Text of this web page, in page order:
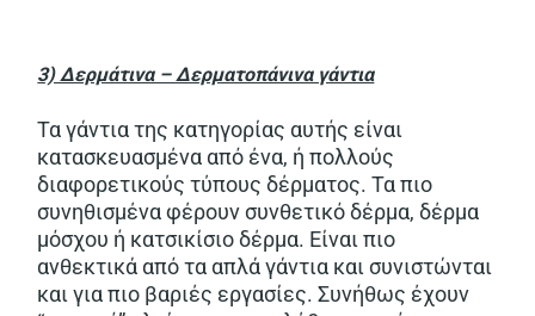
3) Δερμάτινα – Δερματοπάνινα γάντια
Τα γάντια της κατηγορίας αυτής είναι
κατασκευασμένα από ένα, ή πολλούς
διαφορετικούς τύπους δέρματος. Τα πιο
συνηθισμένα φέρουν συνθετικό δέρμα, δέρμα
μόσχου ή κατσικίσιο δέρμα. Είναι πιο
ανθεκτικά από τα απλά γάντια και συνιστώνται
και για πιο βαριές εργασίες. Συνήθως έχουν